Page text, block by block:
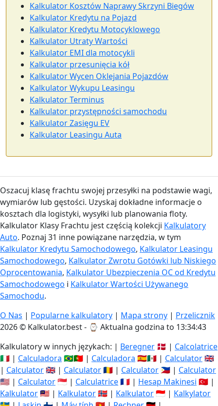
Kalkulator Kosztów Naprawy Skrzyni Biegów
Kalkulator Kredytu na Pojazd
Kalkulator Kredytu Motocyklowego
Kalkulator Utraty Wartości
Kalkulator EMI dla motocykli
Kalkulator przesunięcia kół
Kalkulator Wycen Oklejania Pojazdów
Kalkulator Wykupu Leasingu
Kalkulator Terminus
Kalkulator przystępności samochodu
Kalkulator Zasięgu EV
Kalkulator Leasingu Auta
Oszacuj klasę frachtu swojej przesyłki na podstawie wagi,
wymiarów lub gęstości. Uzyskaj dokładne informacje o
kosztach dla logistyki, wysyłki lub planowania floty.
Kalkulator Klasy Frachtu jest częścią kolekcji Kalkulatory
Auto. Poznaj 31 inne powiązane narzędzia, w tym
Kalkulator Kredytu Samochodowego, Kalkulator Leasingu
Samochodowego, Kalkulator Zwrotu Gotówki lub Niskiego
Oprocentowania, Kalkulator Ubezpieczenia OC od Kredytu
Samochodowego i Kalkulator Wartości Używanego
Samochodu.
O Nas | Popularne kalkulatory | Mapa strony | Przelicznik
2026 © Kalkulator.best - ⌚ Aktualna godzina to 13:34:44
Kalkulatory w innych językach: | Beregner 🇩🇰 | Calcolatrice
🇮🇹 | Calculadora 🇧🇷🇵🇹 | Calculadora 🇪🇸🇲🇽 | Calculator🇬🇧
| Calculator🇬🇧 | Calculator🇷🇴 | Calculator 🇵🇭 | Calculator
🇺🇸 | Calculator🇸🇬 | Calculatrice🇫🇷 | Hesap Makinesi 🇹🇷 |
Kalkulator🇲🇾 | Kalkulator🇳🇴 | Kalkulator🇮🇩 | Kalkylator